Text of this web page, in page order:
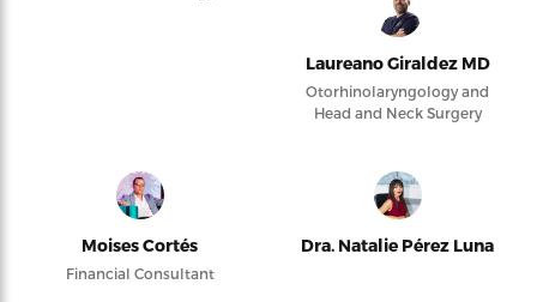
Laureano Giraldez MD
Otorhinolaryngology and
Head and Neck Surgery
Moises Cortés
Financial Consultant
Dra. Natalie Pérez Luna